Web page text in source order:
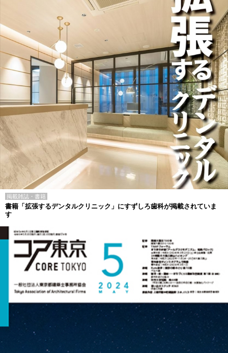
掲載雑誌・書籍
書籍「拡張するデンタルクリニック」にすずしろ歯科が掲載されていま
す